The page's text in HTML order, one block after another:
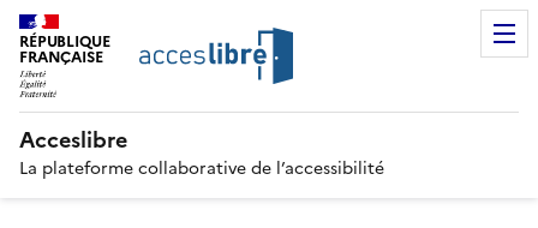
RÉPUBLIQUE
FRANÇAISE
Acceslibre
La plateforme collaborative de l’accessibilité